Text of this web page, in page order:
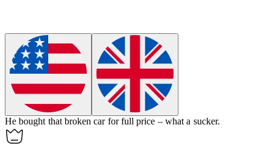
He bought that broken car for full price – what a sucker.